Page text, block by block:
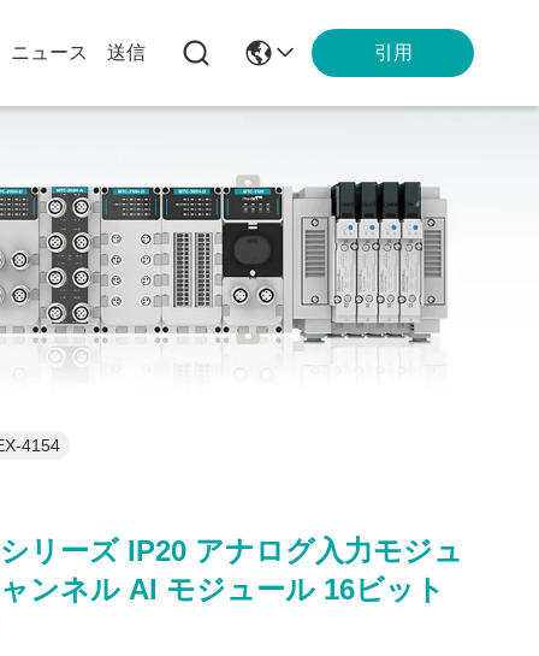
ニュース 送信 引用
4154
リーズ IP20 アナログ入力モジュ
ンネル AI モジュール 16ビット